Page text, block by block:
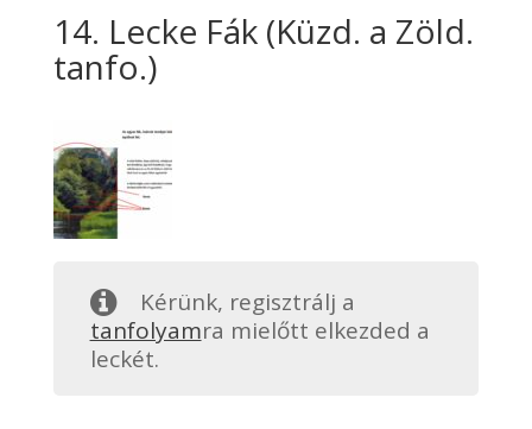
14. Lecke Fák (Küzd. a Zöld.
tanfo.)
Kérünk, regisztrálj a
tanfolyamra mielőtt elkezded a
leckét.